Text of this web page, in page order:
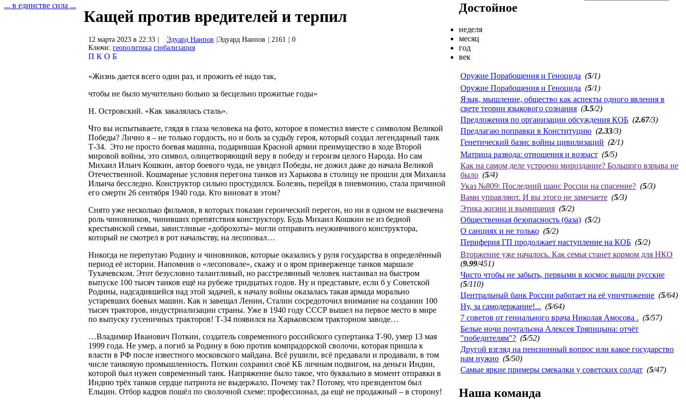
... в единстве сила ...
Кащей против вредителей и терпил
12 марта 2023 в 22:33 Эдуард Наипов Эдуард Наипов 2161
0
Ключи: геополитика глобализация
П К О Б
«Жизнь дается всего один раз, и прожить её надо так,
чтобы не было мучительно больно за бесцельно прожитые годы»
Н. Островский. «Как закалялась сталь».
Что вы испытываете, глядя в глаза человека на фото, которое я поместил вместе с символом Великой
Победы? Лично я – не только гордость, но и боль за судьбу героя, который создал легендарный танк
Т-34. Это не просто боевая машина, подарившая Красной армии преимущество в ходе Второй
мировой войны, это символ, олицетворяющий веру в победу и героизм целого Народа. Но сам
Михаил Ильич Кошкин, автор боевого чуда, не увидел Победы, не дожил даже до начала Великой
Отечественной. Кошмарные условия перегона танков из Харькова в столицу не прошли для Михаила
Ильича бесследно. Конструктор сильно простудился. Болезнь, перейдя в пневмонию, стала причиной
его смерти 26 сентября 1940 года. Кто виноват в этом?
Снято уже несколько фильмов, в которых показан героический перегон, но ни в одном не высвечена
роль чиновников, чинивших препятствия конструктору. Будь Михаил Кошкин не из бедной
крестьянской семьи, завистливые «доброхоты» могли отправить неуживчивого конструктора,
который не смотрел в рот начальству, на лесоповал…
Никогда не перепутаю Родину и чиновников, которые оказались у руля государства в определённый
период её истории. Напомнив о «лесоповале», скажу и о яром приверженце танков маршале
Тухачевском. Этот безусловно талантливый, но расстрелянный человек настаивал на быстром
выпуске 100 тысяч танков ещё на рубеже тридцатых годов. Ну и представьте, если б у Советской
Родины, надсадившейся над этой задачей, к началу войны оказалась такая армада морально
устаревших боевых машин. Как и завещал Ленин, Сталин сосредоточил внимание на создании 100
тысяч тракторов, индустриализации страны. Уже в 1940 году СССР вышел на первое место в мире
по выпуску гусеничных тракторов! Т-34 появился на Харьковском тракторном заводе…
…Владимир Иванович Поткин, создатель современного российского супертанка Т-90, умер 13 мая
1999 года. Не умер, а погиб за Родину в бою против компрадорской сволочи, которая пришла к
власти в РФ после известного московского майдана. Всё рушили, всё предавали и продавали, в том
числе танковую промышленность. Поткин сохранил своё КБ личным подвигом, на деньги Индии,
которой был нужен современный танк. Напряжение было такое, что буквально в момент отправки в
Индию трёх танков сердце патриота не выдержало. Почему так? Потому, что президентом был
Ельцин. Отбор кадров пошёл по сволочной схеме: профессионал, да ещё не продажный – в сторону!
Достойное
неделя
месяц
год
век
Оружие Порабощения и Геноцида (5/1)
Оружие Порабощения и Геноцида (5/1)
Язык, мышление, общество как аспекты одного явления в
свете теории языкового сознания (3.5/2)
Предложения по организации обсуждения КОБ (2.67/3)
Предлагаю поправки в Конституцию (2.33/3)
Генетический базис войны цивилизаций (2/1)
Матрица развода: отношения и возраст (5/5)
Как на самом деле устроено мироздание? Большого взрыва не
было (5/4)
Указ №809: Последний шанс России на спасение? (5/3)
Вами управляют. И вы этого не замечаете (5/3)
Этика жизни и вымирания (5/2)
Общественная безопасность (база) (5/2)
О санциях и не только (5/2)
Периферия ГП продолжает наступление на КОБ (5/2)
Вторжение уже началось. Как семья станет кормом для НКО
(9.99/451)
Чисто чтобы не забыть, первыми в космос вышли русские
(5/110)
Центральный банк России работает на её уничтожение (5/64)
Ну, за самодержание!... (5/64)
7 советов от гениального врача Николая Амосова . (5/57)
Белые ночи почтальона Алексея Тряпицына: отчёт
"победителям"? (5/52)
Другой взгляд на пенсионный вопрос или какое государство
нам нужно (5/50)
Самые яркие примеры смекалки у советских солдат (5/47)
Наша команда